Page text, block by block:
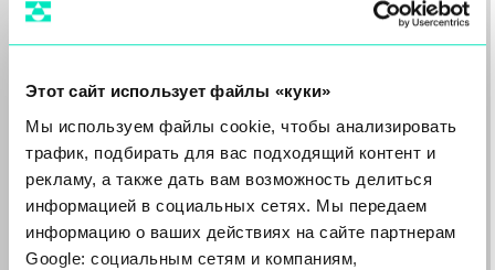
Этот сайт использует файлы «куки»
Мы используем файлы cookie, чтобы анализировать
трафик, подбирать для вас подходящий контент и
рекламу, а также дать вам возможность делиться
информацией в социальных сетях. Мы передаем
информацию о ваших действиях на сайте партнерам
Google: социальным сетям и компаниям,